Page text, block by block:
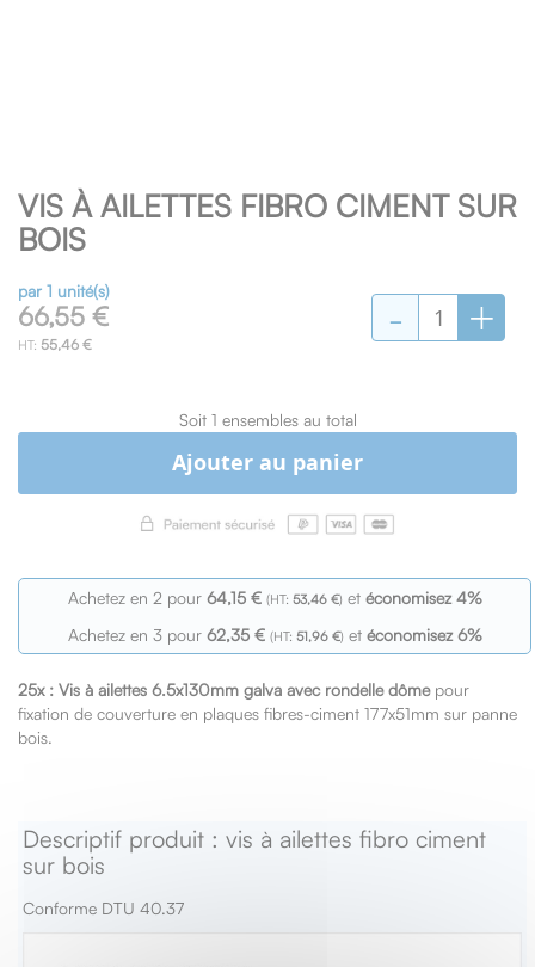
VIS À AILETTES FIBRO CIMENT SUR
BOIS
par 1 unité(s)
66,55 €
55,46 € - +
Soit 1 ensembles au total
Ajouter au panier
Achetez en 2 pour 64,15 € 53,46 € et économisez4%
Achetez en 3 pour 62,35 € 51,96 € et économisez6%
25x : Vis à ailettes 6.5x130mm galva avec rondelle dôme pour
fixation de couverture en plaques fibres-ciment 177x51mm sur panne
bois.
to
the
beginning
the
images
gallery
Descriptif produit : vis à ailettes fibro ciment
sur bois
Conforme DTU 40.37